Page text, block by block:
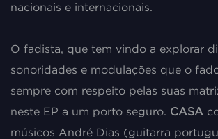
nacionais e internacionais.
O fadista, que tem vindo a explorar
sonoridades e modulações que o
sempre com respeito pelas suas
neste EP a um porto seguro. CASA
músicos André Dias (guitarra